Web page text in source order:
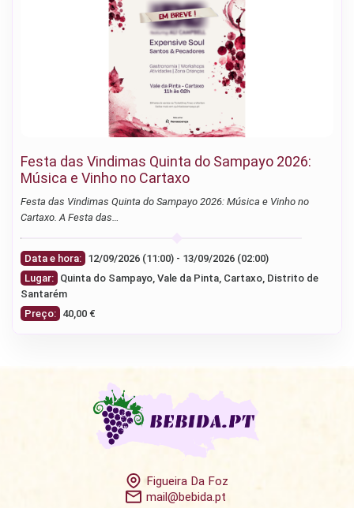
Festa das Vindimas Quinta do Sampayo 2026:
Música e Vinho no Cartaxo
Festa das Vindimas Quinta do Sampayo 2026: Música e Vinho no
Cartaxo. A Festa das…
Data e hora:
12/09/2026 (11:00) - 13/09/2026 (02:00)
Lugar: Quinta do Sampayo, Vale da Pinta, Cartaxo, Distrito de
Santarém
Preço: 40,00 €
Figueira Da Foz
mail@bebida.pt